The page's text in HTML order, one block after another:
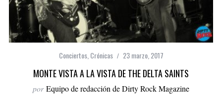
Conciertos, Crónicas 23 marzo, 2017
MONTE VISTA A LA VISTA DE THE DELTA SAINTS
por Equipo de redacción de Dirty Rock Magazine